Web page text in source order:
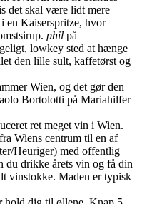
det skal være lidt mere
en Kaiserspritze, hvor
phil på
lowkey sted at hænge
den lille sult, kaffetørst og
Wien, og det gør den
Bortolotti på Mariahilfer
ret meget vin i Wien.
Wiens centrum til en af
Heuriger) med offentlig
du drikke årets vin og få din
vinstokke. Maden er typisk